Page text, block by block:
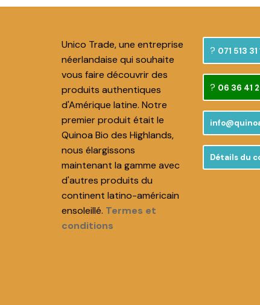
Unico Trade, une entreprise
néerlandaise qui souhaite
vous faire découvrir des
produits authentiques
d'Amérique latine. Notre
premier produit était le
Quinoa Bio des Highlands,
nous élargissons
maintenant la gamme avec
d'autres produits du
continent latino-américain
ensoleillé. Termes et
conditions
071 513 31
06 36 41
Détails du